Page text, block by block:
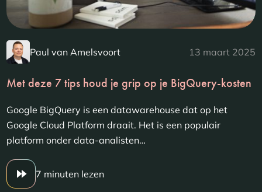
Paul van Amelsvoort 13 maart 2025
Met deze 7 tips houd je grip op je BigQuery-kosten
Google BigQuery is een datawarehouse dat op het
Google Cloud Platform draait. Het is een populair
platform onder data-analisten…
7 minuten lezen